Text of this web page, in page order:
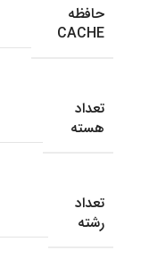
حافظه
CACHE
تعداد
هسته
تعداد
رشته